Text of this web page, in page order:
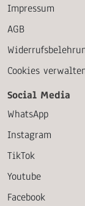
Impressum
AGB
Cookies
Social Media
WhatsApp
Instagram
TikTok
Youtube
Facebook